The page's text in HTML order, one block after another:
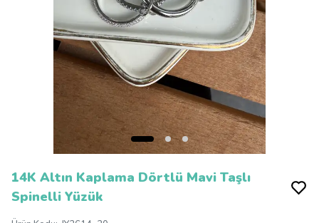
14K Altın Kaplama Dörtlü Mavi Taşlı
Spinelli Yüzük